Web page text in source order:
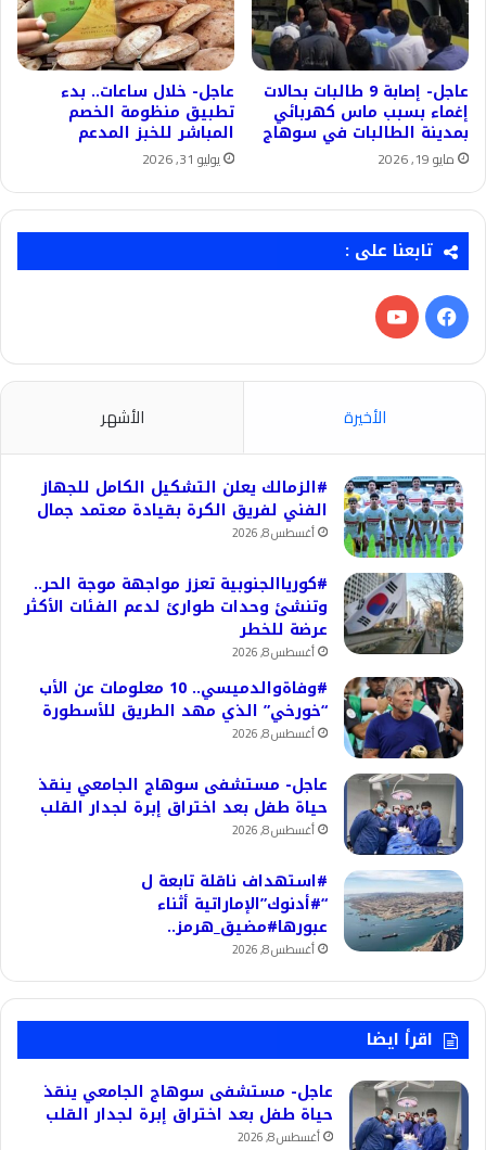
عاجل- إصابة 9 طالبات بحالات
إغماء بسبب ماس كهربائي
بمدينة الطالبات في سوهاج
مايو 19, 2026
عاجل- خلال ساعات.. بدء
تطبيق منظومة الخصم
المباشر للخبز المدعم
يوليو 31, 2026
تابعنا على :
فيسبوك‫YouTube
الأخيرة الأشهر
#الزمالك يعلن التشكيل الكامل للجهاز
الفني لفريق الكرة بقيادة معتمد جمال
أغسطس 8, 2026
#كورياالجنوبية تعزز مواجهة موجة الحر..
وتنشئ وحدات طوارئ لدعم الفئات الأكثر
عرضة للخطر
أغسطس 8, 2026
#وفاةوالدميسي.. 10 معلومات عن الأب
“خورخي” الذي مهد الطريق للأسطورة
أغسطس 8, 2026
عاجل- مستشفى سوهاج الجامعي ينقذ
حياة طفل بعد اختراق إبرة لجدار القلب
أغسطس 8, 2026
#استهداف ناقلة تابعة ل
“#أدنوك”الإماراتية أثناء
عبورها#مضيق_هرمز..
أغسطس 8, 2026
اقرأ ايضا
عاجل- مستشفى سوهاج الجامعي ينقذ
حياة طفل بعد اختراق إبرة لجدار القلب
أغسطس 8, 2026